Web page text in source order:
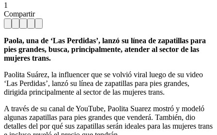
1
Compartir
Paola, una de ‘Las Perdidas’, lanzó su línea de zapatillas para
pies grandes, busca, principalmente, atender al sector de las
mujeres trans.
Paolita Suárez, la influencer que se volvió viral luego de su video
‘Las Perdidas’, lanzó su línea de zapatillas para pies grandes,
dirigida principalmente al sector de las mujeres trans.
A través de su canal de YouTube, Paolita Suarez mostró y modeló
algunas zapatillas para pies grandes que venderá. También, dio
detalles del por qué sus zapatillas serán ideales para las mujeres trans